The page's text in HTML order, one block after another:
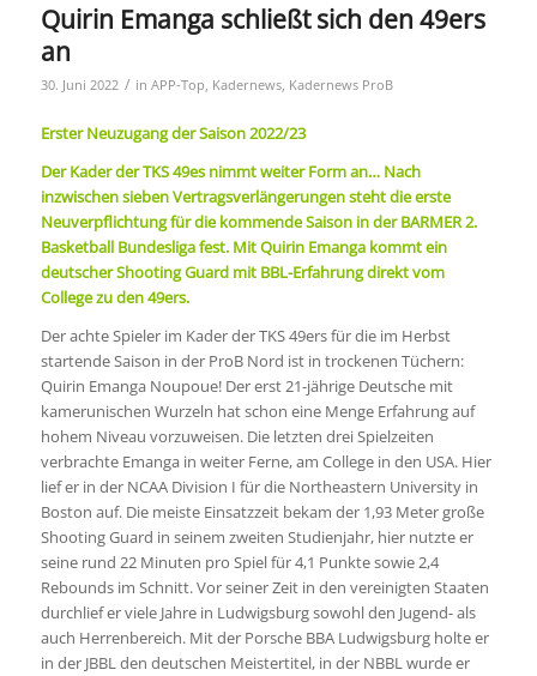
Quirin Emanga schließt sich den 49ers
an
30. Juni 2022 / in APP-Top, Kadernews, Kadernews ProB
Erster Neuzugang der Saison 2022/23
Der Kader der TKS 49es nimmt weiter Form an… Nach
inzwischen sieben Vertragsverlängerungen steht die erste
Neuverpflichtung für die kommende Saison in der BARMER 2.
Basketball Bundesliga fest. Mit Quirin Emanga kommt ein
deutscher Shooting Guard mit BBL-Erfahrung direkt vom
College zu den 49ers.
Der achte Spieler im Kader der TKS 49ers für die im Herbst
startende Saison in der ProB Nord ist in trockenen Tüchern:
Quirin Emanga Noupoue! Der erst 21-jährige Deutsche mit
kamerunischen Wurzeln hat schon eine Menge Erfahrung auf
hohem Niveau vorzuweisen. Die letzten drei Spielzeiten
verbrachte Emanga in weiter Ferne, am College in den USA. Hier
lief er in der NCAA Division I für die Northeastern University in
Boston auf. Die meiste Einsatzzeit bekam der 1,93 Meter große
Shooting Guard in seinem zweiten Studienjahr, hier nutzte er
seine rund 22 Minuten pro Spiel für 4,1 Punkte sowie 2,4
Rebounds im Schnitt. Vor seiner Zeit in den vereinigten Staaten
durchlief er viele Jahre in Ludwigsburg sowohl den Jugend- als
auch Herrenbereich. Mit der Porsche BBA Ludwigsburg holte er
in der JBBL den deutschen Meistertitel, in der NBBL wurde er